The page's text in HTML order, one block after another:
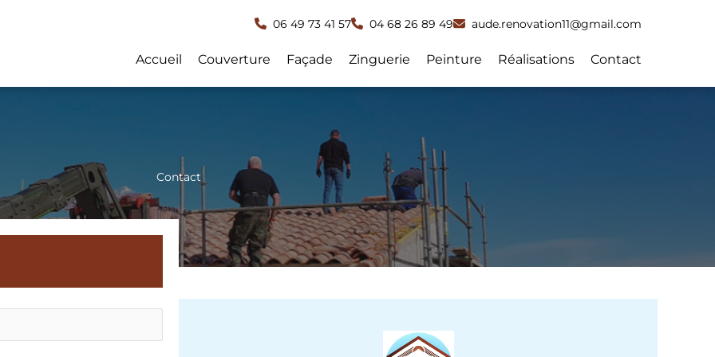
Accueil Couverture Façade Zinguerie Peinture Réalisations Contact
06 49 73 41 57 04 68 26 89 49 aude.renovation11@gmail.com
Contact